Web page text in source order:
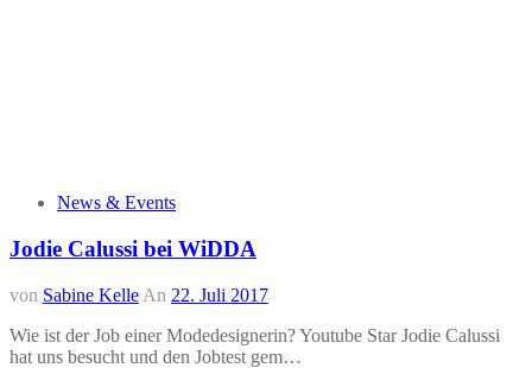
News & Events
Jodie Calussi bei WiDDA
von Sabine Kelle An 22. Juli 2017
Wie ist der Job einer Modedesignerin? Youtube Star Jodie Calussi
hat uns besucht und den Jobtest gem…